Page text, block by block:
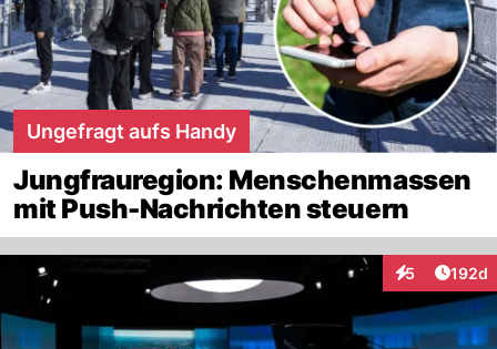
Ungefragt aufs Handy
Jungfrauregion: Menschenmassen
mit Push-Nachrichten steuern
5
Interaktionen
192d